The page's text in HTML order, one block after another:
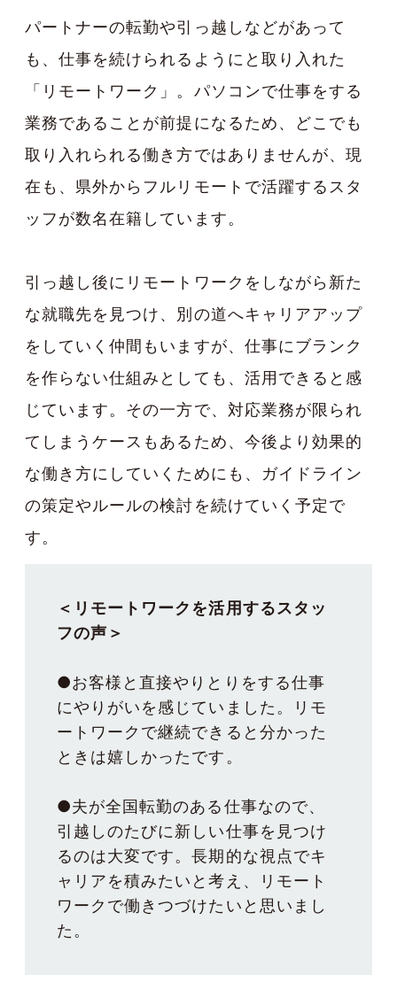
パートナーの転勤や引っ越しなどがあって
も、仕事を続けられるようにと取り入れた
「リモートワーク」。パソコンで仕事をする
業務であることが前提になるため、どこでも
取り入れられる働き方ではありませんが、現
在も、県外からフルリモートで活躍するスタ
ッフが数名在籍しています。
引っ越し後にリモートワークをしながら新た
な就職先を見つけ、別の道へキャリアアップ
をしていく仲間もいますが、仕事にブランク
を作らない仕組みとしても、活用できると感
じています。その一方で、対応業務が限られ
てしまうケースもあるため、今後より効果的
な働き方にしていくためにも、ガイドライン
の策定やルールの検討を続けていく予定で
す。
＜リモートワークを活用するスタッ
フの声＞
●お客様と直接やりとりをする仕事
にやりがいを感じていました。リモ
ートワークで継続できると分かった
ときは嬉しかったです。
●夫が全国転勤のある仕事なので、
引越しのたびに新しい仕事を見つけ
るのは大変です。長期的な視点でキ
ャリアを積みたいと考え、リモート
ワークで働きつづけたいと思いまし
た。